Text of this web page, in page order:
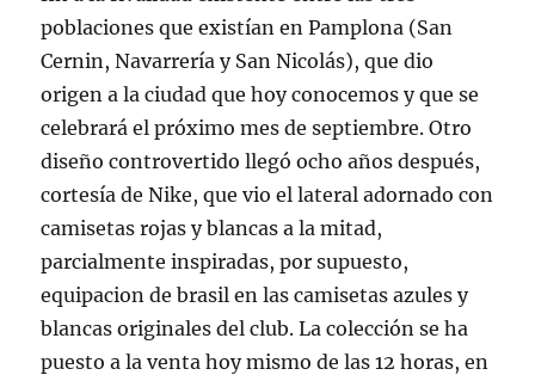
poblaciones que existían en Pamplona (San
Cernin, Navarrería y San Nicolás), que dio
origen a la ciudad que hoy conocemos y que se
celebrará el próximo mes de septiembre. Otro
diseño controvertido llegó ocho años después,
cortesía de Nike, que vio el lateral adornado con
camisetas rojas y blancas a la mitad,
parcialmente inspiradas, por supuesto,
equipacion de brasil en las camisetas azules y
blancas originales del club. La colección se ha
puesto a la venta hoy mismo de las 12 horas, en